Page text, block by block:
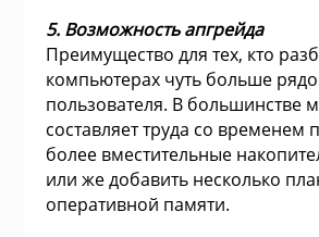
тройники
доступа
5. Возможность апгрейда
Преимущество для тех, кто
компьютерах чуть больше
пользователя. В большинстве
составляет труда со временем
более вместительные
или же добавить несколько
оперативной памяти.